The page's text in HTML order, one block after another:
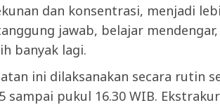
dan konsentrasi, menjadi
jawab, belajar
banyak lagi.
ini dilaksanakan secara rutin
sampai pukul 16.30 WIB.